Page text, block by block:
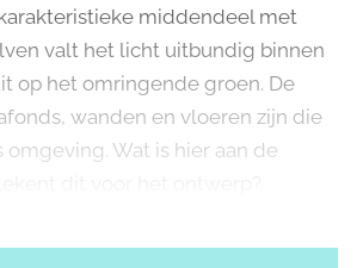
middendeel met
valt het licht uitbundig binnen
op het omringende groen. De
wanden en vloeren zijn die
Wat is hier aan de